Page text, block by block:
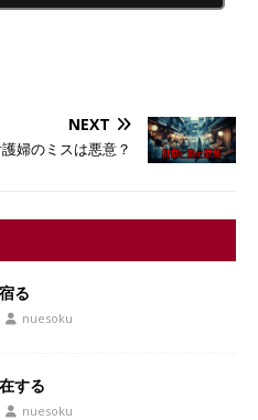
NEXT
婦のミスは悪意？
る
nuesoku
する
nuesoku